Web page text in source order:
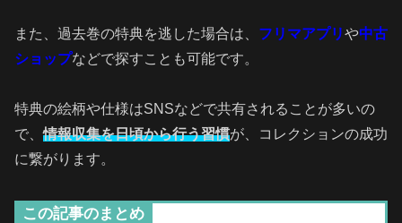
また、過去巻の特典を逃した場合は、 フリマアプリや中古
ショップなどで探すことも可能です。
特典の絵柄や仕様はSNSなどで共有されることが多いの
で、情報収集を日頃から行う習慣が、コレクションの成功
に繋がります。
この記事のまとめ